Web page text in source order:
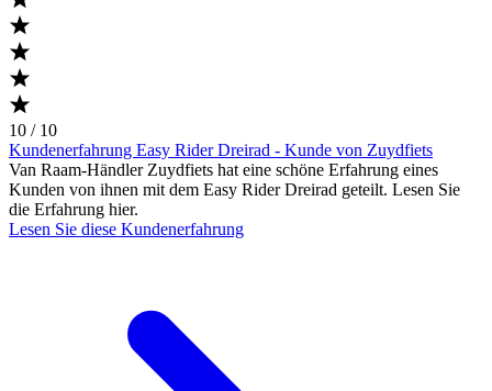
10 / 10
Kundenerfahrung Easy Rider Dreirad - Kunde von Zuydfiets
Van Raam-Händler Zuydfiets hat eine schöne Erfahrung eines
Kunden von ihnen mit dem Easy Rider Dreirad geteilt. Lesen Sie
die Erfahrung hier.
Lesen Sie diese Kundenerfahrung